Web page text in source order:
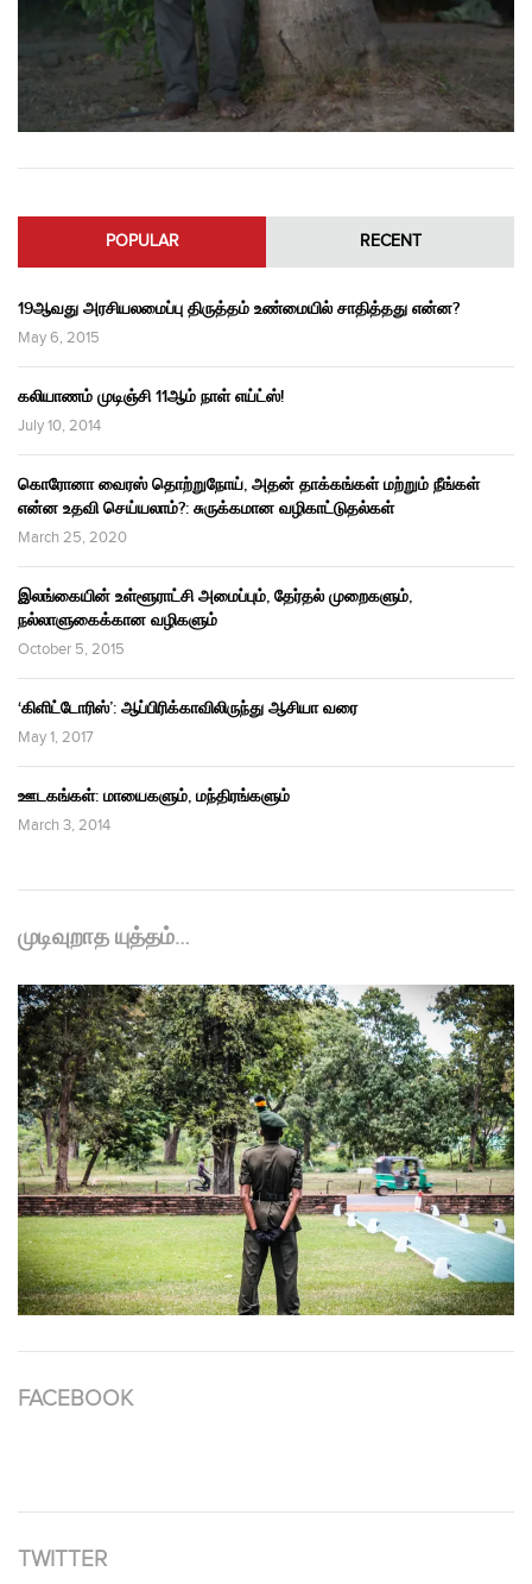
POPULAR RECENT
19ஆவது அரசியலமைப்பு திருத்தம் உண்மையில் சாதித்தது என்ன?
May 6, 2015
கலியாணம் முடிஞ்சி 11ஆம் நாள் எய்ட்ஸ்!
July 10, 2014
கொரோனா வைரஸ் தொற்றுநோய், அதன் தாக்கங்கள் மற்றும் நீங்கள்
என்ன உதவி செய்யலாம்?: சுருக்கமான வழிகாட்டுதல்கள்
March 25, 2020
இலங்கையின் உள்ளூராட்சி அமைப்பும், தேர்தல் முறைகளும்,
நல்லாளுகைக்கான வழிகளும்
October 5, 2015
‘கிளிட்டோரிஸ்’: ஆப்பிரிக்காவிலிருந்து ஆசியா வரை
May 1, 2017
ஊடகங்கள்: மாயைகளும், மந்திரங்களும்
March 3, 2014
முடிவுறாத யுத்தம்…
FACEBOOK
TWITTER